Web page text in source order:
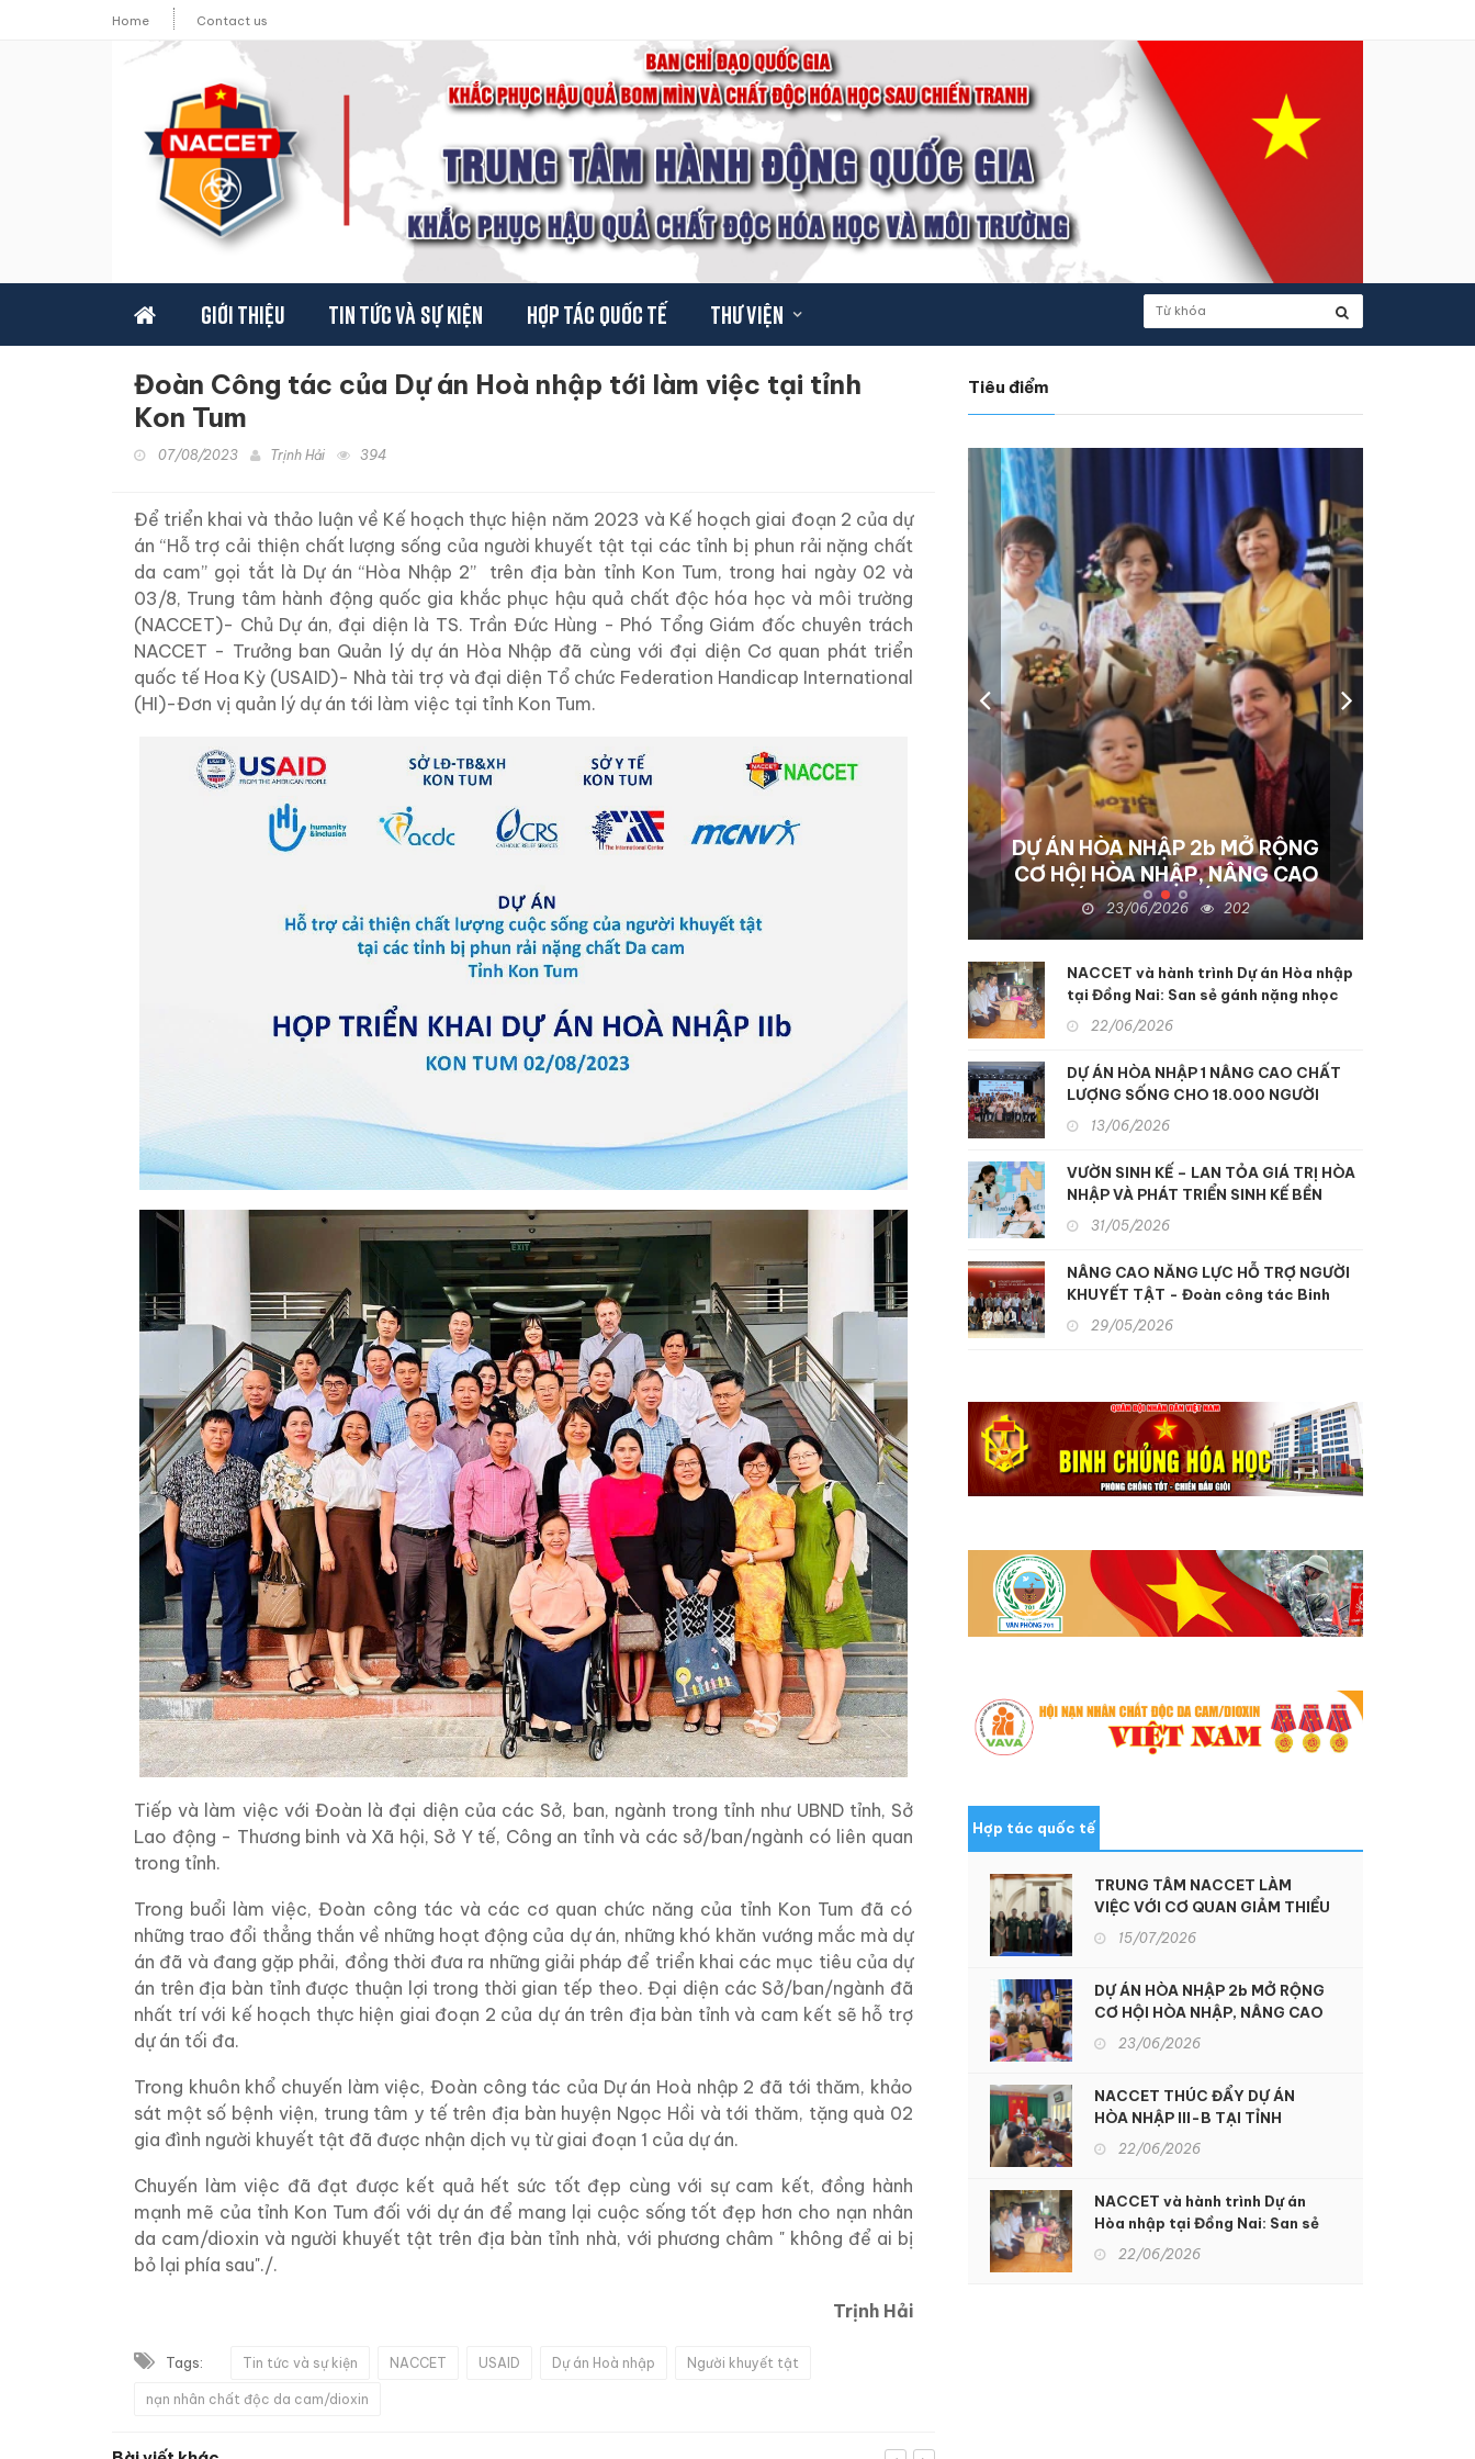
Home Contact us
Giới thiệu Tin tức và sự kiện Hợp tác quốc tế Thư viện
Đoàn Công tác của Dự án Hoà nhập tới làm việc tại tỉnh
Kon Tum
07/08/2023 Trịnh Hải 394
Để triển khai và thảo luận về Kế hoạch thực hiện năm 2023 và Kế hoạch giai đoạn 2 của dự
án “Hỗ trợ cải thiện chất lượng sống của người khuyết tật tại các tỉnh bị phun rải nặng chất
da cam” gọi tắt là Dự án “Hòa Nhập 2” trên địa bàn tỉnh Kon Tum, trong hai ngày 02 và
03/8, Trung tâm hành động quốc gia khắc phục hậu quả chất độc hóa học và môi trường
(NACCET)- Chủ Dự án, đại diện là TS. Trần Đức Hùng - Phó Tổng Giám đốc chuyên trách
NACCET - Trưởng ban Quản lý dự án Hòa Nhập đã cùng với đại diện Cơ quan phát triển
quốc tế Hoa Kỳ (USAID)- Nhà tài trợ và đại diện Tổ chức Federation Handicap International
(HI)-Đơn vị quản lý dự án tới làm việc tại tỉnh Kon Tum.
Tiếp và làm việc với Đoàn là đại diện của các Sở, ban, ngành trong tỉnh như UBND tỉnh, Sở
Lao động - Thương binh và Xã hội, Sở Y tế, Công an tỉnh và các sở/ban/ngành có liên quan
trong tỉnh.
Trong buổi làm việc, Đoàn công tác và các cơ quan chức năng của tỉnh Kon Tum đã có
những trao đổi thẳng thắn về những hoạt động của dự án, những khó khăn vướng mắc mà dự
án đã và đang gặp phải, đồng thời đưa ra những giải pháp để triển khai các mục tiêu của dự
án trên địa bàn tỉnh được thuận lợi trong thời gian tếp theo. Đại diện các Sở/ban/ngành đã
nhất trí với kế hoạch thực hiện giai đoạn 2 của dự án trên địa bàn tỉnh và cam kết sẽ hỗ trợ
dự án tối đa.
Trong khuôn khổ chuyến làm việc, Đoàn công tác của Dự án Hoà nhập 2 đã tới thăm, khảo
sát một số bệnh viện, trung tâm y tế trên địa bàn huyện Ngọc Hồi và tới thăm, tặng quà 02
gia đình người khuyết tật đã được nhận dịch vụ từ giai đoạn 1 của dự án.
Chuyến làm việc đã đạt được kết quả hết sức tốt đẹp cùng với sự cam kết, đồng hành
mạnh mẽ của tỉnh Kon Tum đối với dự án để mang lại cuộc sống tốt đẹp hơn cho nạn nhân
da cam/dioxin và người khuyết tật trên địa bàn tỉnh nhà, với phương châm " không để ai bị
bỏ lại phía sau"./.
Trịnh Hải
Tags: Tin tức và sự kiện NACCET USAID Dự án Hoà nhập Người khuyết tật
nạn nhân chất độc da cam/dioxin
Tiêu điểm
DỰ ÁN HÒA NHẬP 2b MỞ RỘNG
CƠ HỘI HÒA NHẬP, NÂNG CAO
CHẤT LƯỢNG SỐNG CHO
NGƯỜI KHUYẾT TẬT TẠI KON
23/06/2026 202
NACCET và hành trình Dự án Hòa nhập
tại Đồng Nai: San sẻ gánh nặng nhọc
nhằn, xoa dịu nỗi đau da cam
22/06/2026
DỰ ÁN HÒA NHẬP 1 NÂNG CAO CHẤT
LƯỢNG SỐNG CHO 18.000 NGƯỜI
KHUYẾT TẬT MIỀN TRUNG
13/06/2026
VƯỜN SINH KẾ – LAN TỎA GIÁ TRỊ HÒA
NHẬP VÀ PHÁT TRIỂN SINH KẾ BỀN
VỮNG
31/05/2026
NÂNG CAO NĂNG LỰC HỖ TRỢ NGƯỜI
KHUYẾT TẬT - Đoàn công tác Binh
chủng Hóa học tham quan, học tập kinh
nghiệm hỗ trợ người khuyết tật và nạn
29/05/2026
Hợp tác quốc tế
TRUNG TÂM NACCET LÀM
VIỆC VỚI CƠ QUAN GIẢM THIỂU
ĐE DỌA QUỐC PHÒNG HOA KỲ
15/07/2026
DỰ ÁN HÒA NHẬP 2b MỞ RỘNG
CƠ HỘI HÒA NHẬP, NÂNG CAO
CHẤT LƯỢNG SỐNG CHO
NGƯỜI KHUYẾT TẬT TẠI KON
23/06/2026
NACCET THÚC ĐẨY DỰ ÁN
HÒA NHẬP III-B TẠI TỈNH
ĐỒNG NAI: Hỗ trợ sinh kế và
nâng cao dịch vụ phục hồi chức
tật và nạn nhân chất độc da
cam
22/06/2026
NACCET và hành trình Dự án
Hòa nhập tại Đồng Nai: San sẻ
gánh nặng nhọc nhằn, xoa dịu
nỗi đau da cam
22/06/2026